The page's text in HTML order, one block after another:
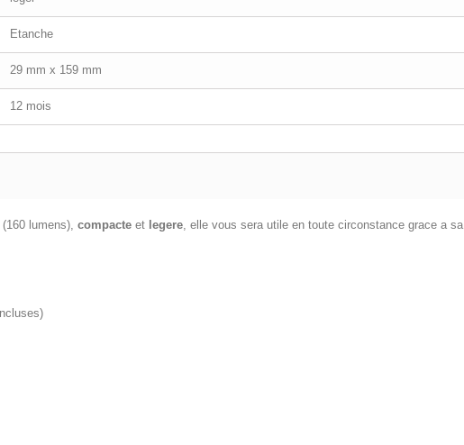
Etanche
29 mm x 159 mm
12 mois
(160 lumens), compacte et legere, elle vous sera utile en toute circonstance grace a sa